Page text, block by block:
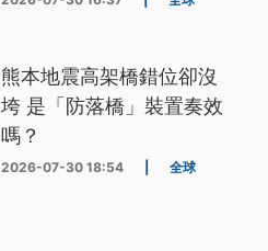
熊本地震高架橋錯位卻沒
垮 是「防落橋」裝置奏效
嗎？
2026-07-30 18:54 全球